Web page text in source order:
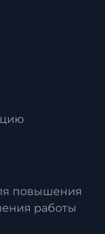
повышения
работы